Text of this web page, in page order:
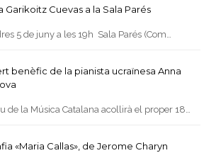
Garikoitz Cuevas a la Sala Parés
5 de juny a les 19h Sala Parés (Com…
benèfic de la pianista ucraïnesa Anna
de la Música Catalana acollirà el proper 18…
«Maria Callas», de Jerome Charyn